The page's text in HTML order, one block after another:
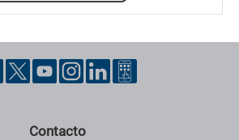
Contacto